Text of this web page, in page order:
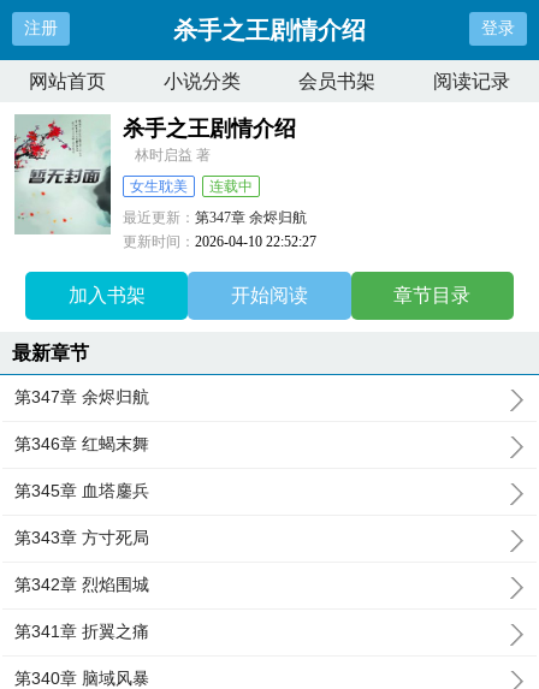
注册 杀手之王剧情介绍 登录
网站首页 小说分类 会员书架 阅读记录
杀手之王剧情介绍
林时启益 著
女生耽美
连载中
最近更新：第347章 余烬归航
更新时间：2026-04-10 22:52:27
加入书架 开始阅读 章节目录
最新章节
第347章 余烬归航
第346章 红蝎末舞
第345章 血塔鏖兵
第343章 方寸死局
第342章 烈焰围城
第341章 折翼之痛
第340章 脑域风暴